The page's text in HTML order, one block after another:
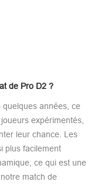
de Pro D2 ?
années, ce
expérimentés,
leur chance. Les
plus facilement
ce qui est une
match de